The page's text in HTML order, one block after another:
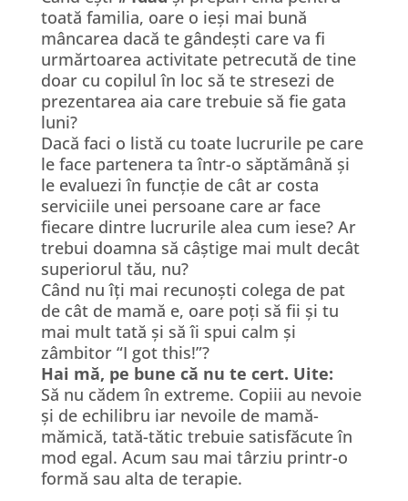
toată familia, oare o ieși mai bună
mâncarea dacă te gândești care va fi
urmărtoarea activitate petrecută de tine
doar cu copilul în loc să te stresezi de
prezentarea aia care trebuie să fie gata
luni?
Dacă faci o listă cu toate lucrurile pe care
le face partenera ta într-o săptămână și
le evaluezi în funcție de cât ar costa
serviciile unei persoane care ar face
fiecare dintre lucrurile alea cum iese? Ar
trebui doamna să câștige mai mult decât
superiorul tău, nu?
Când nu îți mai recunoști colega de pat
de cât de mamă e, oare poți să fii și tu
mai mult tată și să îi spui calm și
zâmbitor “I got this!”?
Hai mă, pe bune că nu te cert. Uite:
Să nu cădem în extreme. Copiii au nevoie
și de echilibru iar nevoile de mamă-
mămică, tată-tătic trebuie satisfăcute în
mod egal. Acum sau mai târziu printr-o
formă sau alta de terapie.